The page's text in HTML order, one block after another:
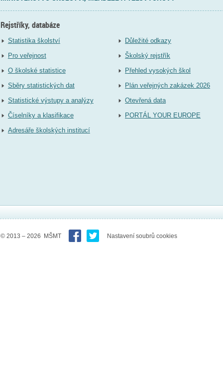
Rejstříky, databáze
Statistika školství
Pro veřejnost
O školské statistice
Sběry statistických dat
Statistické výstupy a analýzy
Číselníky a klasifikace
Adresáře školských institucí
Důležité odkazy
Školský rejstřík
Přehled vysokých škol
Plán veřejných zakázek 2026
Otevřená data
PORTÁL YOUR EUROPE
© 2013 – 2026 MŠMT Nastavení soubrů cookies